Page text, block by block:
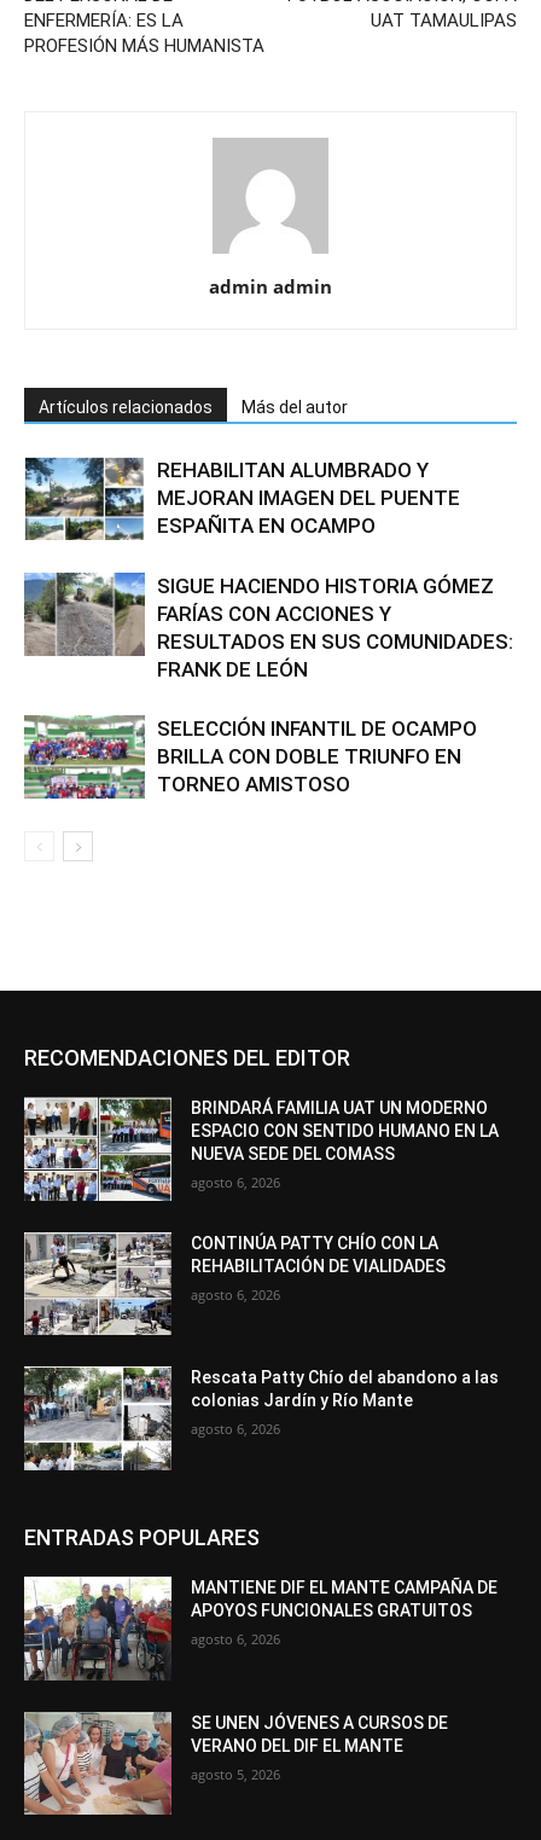
ENFERMERÍA: ES LA
PROFESIÓN MÁS HUMANISTA
UAT TAMAULIPAS
admin admin
Artículos relacionados Más del autor
REHABILITAN ALUMBRADO Y
MEJORAN IMAGEN DEL PUENTE
ESPAÑITA EN OCAMPO
SIGUE HACIENDO HISTORIA GÓMEZ
FARÍAS CON ACCIONES Y
RESULTADOS EN SUS COMUNIDADES:
FRANK DE LEÓN
SELECCIÓN INFANTIL DE OCAMPO
BRILLA CON DOBLE TRIUNFO EN
TORNEO AMISTOSO
RECOMENDACIONES DEL EDITOR
BRINDARÁ FAMILIA UAT UN MODERNO
ESPACIO CON SENTIDO HUMANO EN LA
NUEVA SEDE DEL COMASS
agosto 6, 2026
CONTINÚA PATTY CHÍO CON LA
REHABILITACIÓN DE VIALIDADES
agosto 6, 2026
Rescata Patty Chío del abandono a las
colonias Jardín y Río Mante
agosto 6, 2026
ENTRADAS POPULARES
MANTIENE DIF EL MANTE CAMPAÑA DE
APOYOS FUNCIONALES GRATUITOS
agosto 6, 2026
SE UNEN JÓVENES A CURSOS DE
VERANO DEL DIF EL MANTE
agosto 5, 2026